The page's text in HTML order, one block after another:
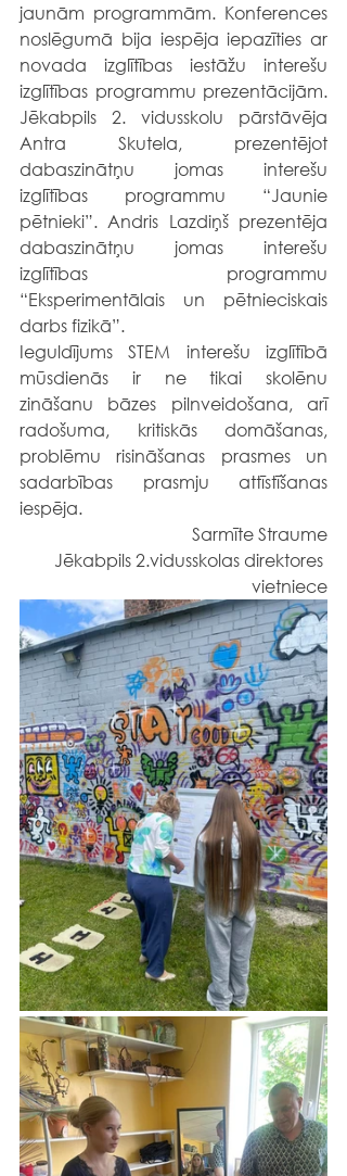
jaunām programmām. Konferences
noslēgumā bija iespēja iepazīties ar
novada izglītības iestāžu interešu
izglītības programmu prezentācijām.
Jēkabpils 2. vidusskolu pārstāvēja
Antra Skutela, prezentējot
dabaszinātņu jomas interešu
izglītības programmu “Jaunie
pētnieki”. Andris Lazdiņš prezentēja
dabaszinātņu jomas interešu
izglītības programmu
“Eksperimentālais un pētnieciskais
darbs fizikā”.
Ieguldījums STEM interešu izglītībā
mūsdienās ir ne tikai skolēnu
zināšanu bāzes pilnveidošana, arī
radošuma, kritiskās domāšanas,
problēmu risināšanas prasmes un
sadarbības prasmju attīstīšanas
iespēja.
Sarmīte Straume
Jēkabpils 2.vidusskolas direktores
vietniece